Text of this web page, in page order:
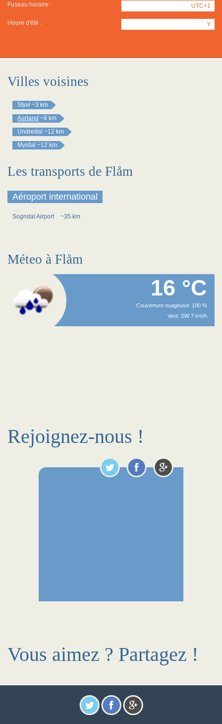
Fuseau horaire : UTC+1
Heure d'été : Y
Villes voisines
Styvi ~3 km
Aurland ~8 km
Undredal ~12 km
Myrdal ~12 km
Les transports de Flåm
Aéroport international
Sogndal Airport ~35 km
Méteo à Flåm
16 °C
Couverture nuageuse: 100 %
Vent: SW 7 km/h
Rejoignez-nous !
Vous aimez ? Partagez !